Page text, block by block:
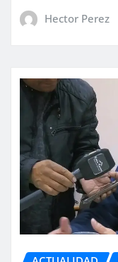
Hector Perez